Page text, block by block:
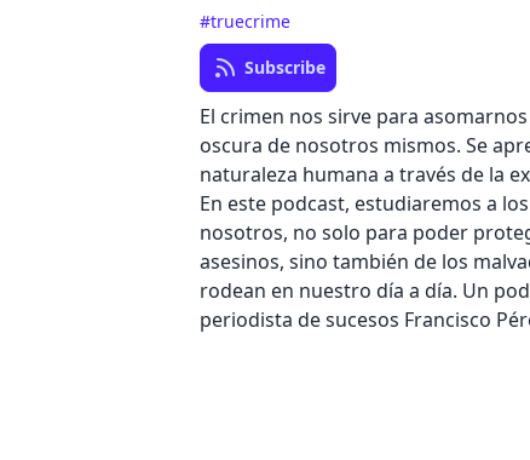
#truecrime
Subscribe
El crimen nos sirve para
oscura de nosotros mismos. Se
naturaleza humana a través de la
En este podcast, estudiaremos a
nosotros, no solo para poder
asesinos, sino también de los
rodean en nuestro día a día. Un
periodista de sucesos Francisco